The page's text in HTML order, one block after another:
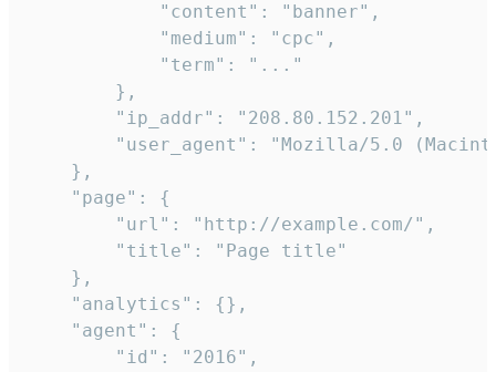
            "content": "banner",
            "medium": "cpc",
            "term": "..."
        },
        "ip_addr": "208.80.152.201",
"user_agent": "Mozilla/5.0
    },
    "page": {
        "url": "http://example.com/",
        "title": "Page title"
    },
    "analytics": {},
    "agent": {
        "id": "2016",